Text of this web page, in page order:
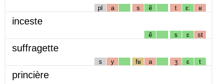
pl a s ẽ t ɛː ʁ
inceste
ẽ s ɛ st
suffragette
s y fʁ a ʒ ɛ t
princière